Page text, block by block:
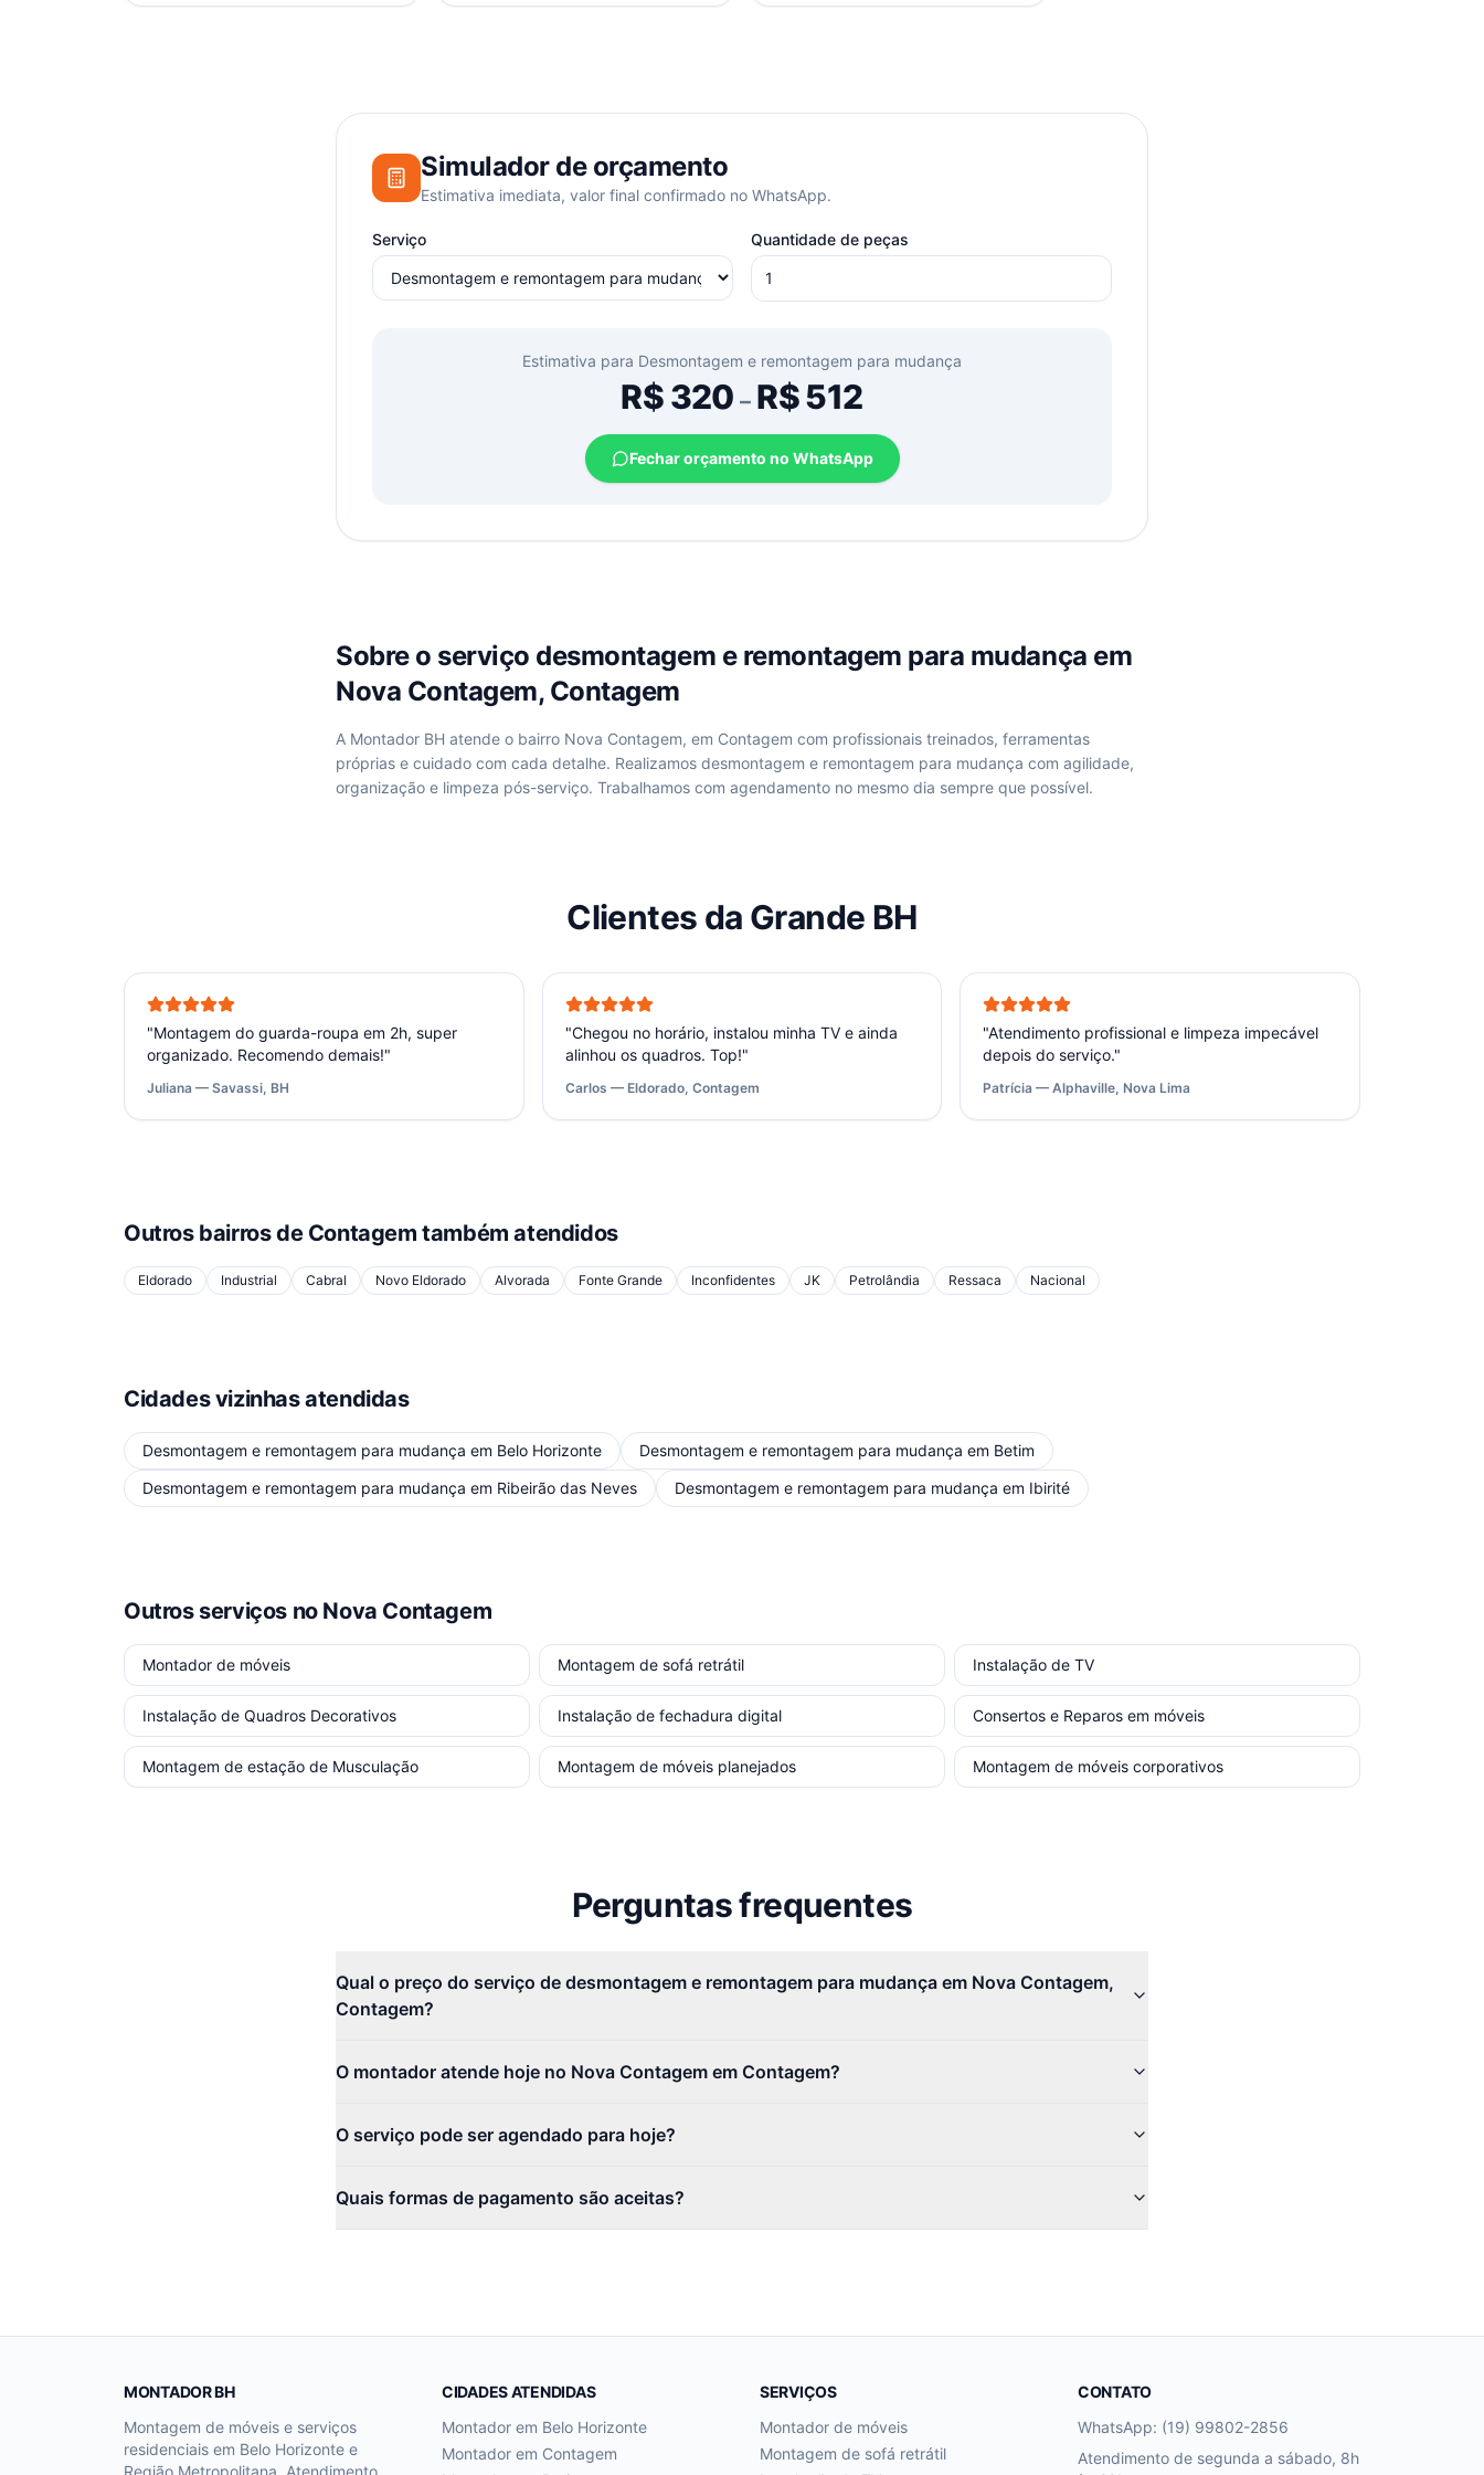
Simulador de orçamento
Estimativa imediata, valor final confirmado no WhatsApp.
Serviço Quantidade de peças
Estimativa para Desmontagem e remontagem para mudança
R$320 –R$512
Fechar orçamento no WhatsApp
Sobre o serviço desmontagem e remontagem para mudança em
Nova Contagem, Contagem
A Montador BH atende o bairro Nova Contagem, em Contagem com profissionais treinados, ferramentas
próprias e cuidado com cada detalhe. Realizamos desmontagem e remontagem para mudança com agilidade,
organização e limpeza pós-serviço. Trabalhamos com agendamento no mesmo dia sempre que possível.
Clientes da Grande BH
"Montagem do guarda-roupa em 2h, super
organizado. Recomendo demais!"
Juliana — Savassi, BH
"Chegou no horário, instalou minha TV e ainda
alinhou os quadros. Top!"
Carlos — Eldorado, Contagem
"Atendimento profissional e limpeza impecável
depois do serviço."
Patrícia — Alphaville, Nova Lima
Outros bairros de Contagem também atendidos
Eldorado Industrial Cabral Novo Eldorado Alvorada Fonte Grande Inconfidentes JK Petrolândia Ressaca Nacional
Cidades vizinhas atendidas
Desmontagem e remontagem para mudança em Belo Horizonte Desmontagem e remontagem para mudança em Betim
Desmontagem e remontagem para mudança em Ribeirão das Neves Desmontagem e remontagem para mudança em Ibirité
Outros serviços no Nova Contagem
Montador de móveis Montagem de sofá retrátil Instalação de TV
Instalação de Quadros Decorativos Instalação de fechadura digital Consertos e Reparos em móveis
Montagem de estação de Musculação Montagem de móveis planejados Montagem de móveis corporativos
Perguntas frequentes
Qual o preço do serviço de desmontagem e remontagem para mudança em Nova Contagem,
Contagem?
O montador atende hoje no Nova Contagem em Contagem?
O serviço pode ser agendado para hoje?
Quais formas de pagamento são aceitas?
MONTADOR BH
Montagem de móveis e serviços
residenciais em Belo Horizonte e
Região Metropolitana. Atendimento
CIDADES ATENDIDAS
Montador em Belo Horizonte
Montador em Contagem
SERVIÇOS
Montador de móveis
Montagem de sofá retrátil
CONTATO
WhatsApp: (19) 99802-2856
Atendimento de segunda a sábado, 8h